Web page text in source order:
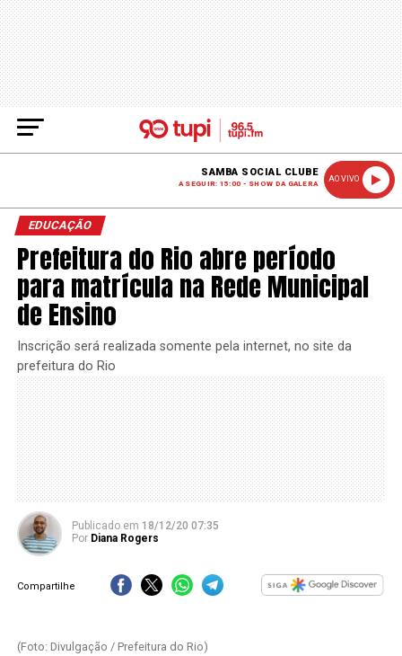
SAMBA SOCIAL CLUBE
A SEGUIR: 15:00 - SHOW DA GALERA
AO VIVO
EDUCAÇÃO
Prefeitura do Rio abre período
para matrícula na Rede Municipal
de Ensino
Inscrição será realizada somente pela internet, no site da
prefeitura do Rio
Publicado em 18/12/20 07:35
Por Diana Rogers
Compartilhe
(Foto: Divulgação / Prefeitura do Rio)